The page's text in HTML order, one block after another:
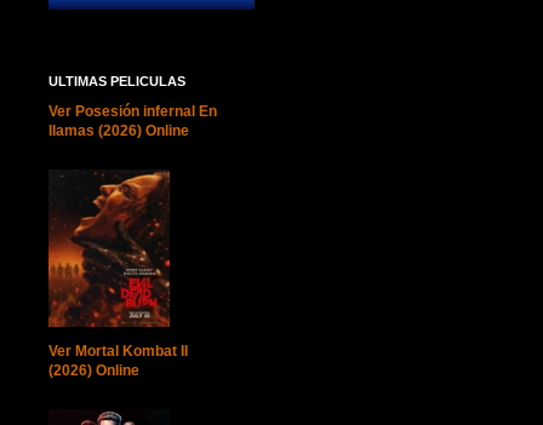
ULTIMAS PELICULAS
Ver Posesión infernal En
llamas (2026) Online
Ver Mortal Kombat II
(2026) Online